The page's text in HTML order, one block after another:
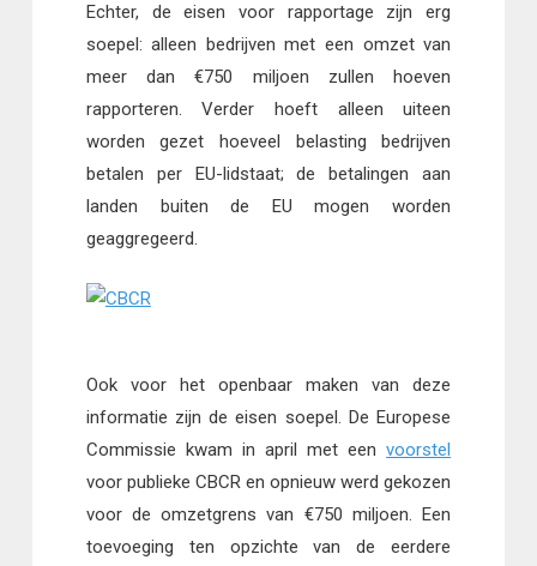
Echter, de eisen voor rapportage zijn erg
soepel: alleen bedrijven met een omzet van
meer dan €750 miljoen zullen hoeven
rapporteren. Verder hoeft alleen uiteen
worden gezet hoeveel belasting bedrijven
betalen per EU-lidstaat; de betalingen aan
landen buiten de EU mogen worden
geaggregeerd.
Ook voor het openbaar maken van deze
informatie zijn de eisen soepel. De Europese
Commissie kwam in april met eenvoorstel
voor publieke CBCR en opnieuw werd gekozen
voor de omzetgrens van €750 miljoen. Een
toevoeging ten opzichte van de eerdere